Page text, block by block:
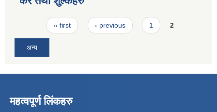
Pages« first ‹ previous 1 2
अन्य
महत्वपूर्ण लिंकहरु